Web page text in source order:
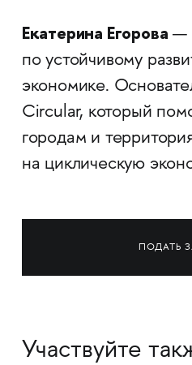
Екатерина Егорова —
по устойчивому
экономике.
Circular, который
городам и
на циклическую
ПОДАТЬ
Участвуйте